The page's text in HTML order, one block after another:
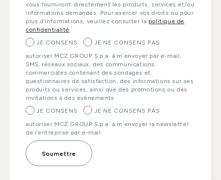
vous fourniront directement les produits, services et/ou
informations demandés. Pour exercer vos droits ou pour
plus d’informations, veuillez consulter la politique de
confidentialité
JE CONSENS
JE NE CONSENS PAS
autoriser MCZ GROUP S.p.a. à m’envoyer par e-mail,
SMS, réseaux sociaux, des communications
commerciales contenant des sondages et
questionnaires de satisfaction, des informations sur ses
produits ou services, ainsi que des promotions ou des
invitations à des événements
JE CONSENS
JE NE CONSENS PAS
autoriser MCZ GROUP S.p.a. à m’envoyer la newsletter
de l’entreprise par e-mail